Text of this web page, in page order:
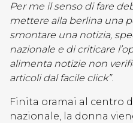
Per me il senso di fare
mettere alla berlina una
smontare una notizia,
nazionale e di criticare
alimenta notizie non
articoli dal facile click”.
Finita oramai al centro
nazionale, la donna